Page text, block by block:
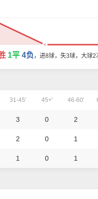
1平 4负 ，进8球，失3球，大球
31-45' 45+' 46-60'
3 0 2
2 0 1
1 0 1